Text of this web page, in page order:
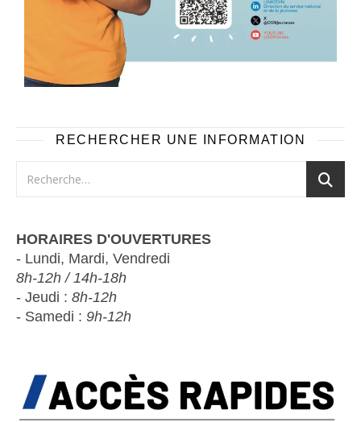
RECHERCHER UNE INFORMATION
HORAIRES D'OUVERTURES
- Lundi, Mardi, Vendredi
8h-12h / 14h-18h
- Jeudi : 8h-12h
- Samedi : 9h-12h